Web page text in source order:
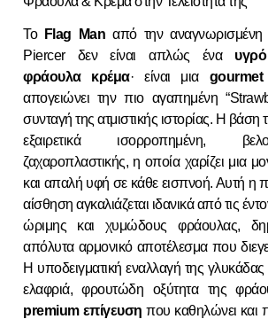
Το Flag Man από την αναγνωρισμένη
Piercer δεν είναι απλώς ένα
φράουλα κρέμα· είναι μια gourmet
απογειώνει την πιο αγαπημένη
συνταγή της ατμιστικής ιστορίας. Η βάση
εξαιρετικά ισορροπημένη,
ζαχαροπλαστικής, η οποία χαρίζει μια
και απαλή υφή σε κάθε εισπνοή. Αυτή η
αίσθηση αγκαλιάζεται ιδανικά από τις
ώριμης και χυμώδους φράουλας,
απόλυτα αρμονικό αποτέλεσμα που
Η υποδειγματική εναλλαγή της
ελαφριά, φρουτώδη οξύτητα της
premium επίγευση που καθηλώνει και